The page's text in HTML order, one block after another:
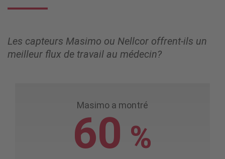
Les capteurs Masimo ou Nellcor offrent-ils un
meilleur flux de travail au médecin?
Masimo a montré
60 %